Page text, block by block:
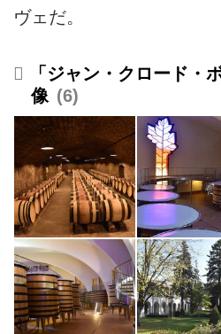
ヴェだ。
「ジャン・クロード・
像
6